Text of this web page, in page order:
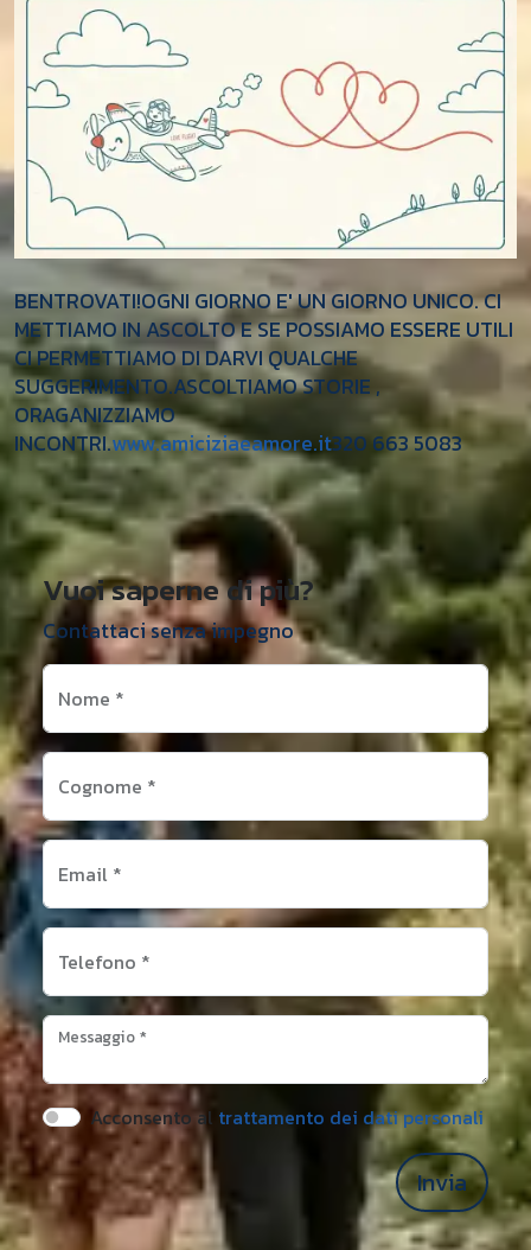
BENTROVATI!OGNI GIORNO E' UN GIORNO UNICO. CI
METTIAMO IN ASCOLTO E SE POSSIAMO ESSERE UTILI
CI PERMETTIAMO DI DARVI QUALCHE
SUGGERIMENTO.ASCOLTIAMO STORIE ,
ORAGANIZZIAMO
INCONTRI.www.amiciziaeamore.it320 663 5083
Vuoi saperne di più?
Contattaci senza impegno
Nome *
Cognome *
Email *
Telefono *
Messaggio*
Acconsento al trattamento dei dati personali
Invia